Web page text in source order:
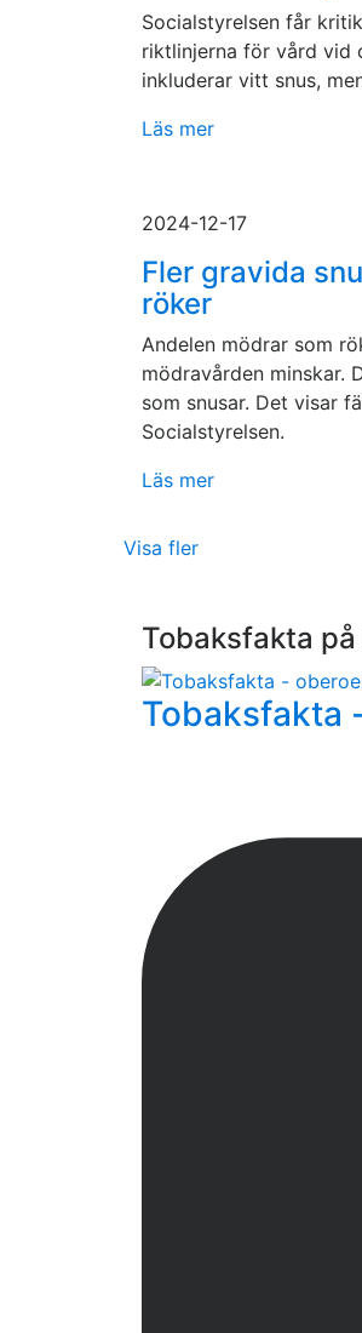
Socialstyrelsen får
riktlinjerna för vård vid
inkluderar vitt snus,
Läs mer
2024-12-17
Fler gravida
röker
Andelen mödrar som
mödravården minskar.
som snusar. Det visar
Socialstyrelsen.
Läs mer
Visa fler
Tobaksfakta
Tobaksfakta